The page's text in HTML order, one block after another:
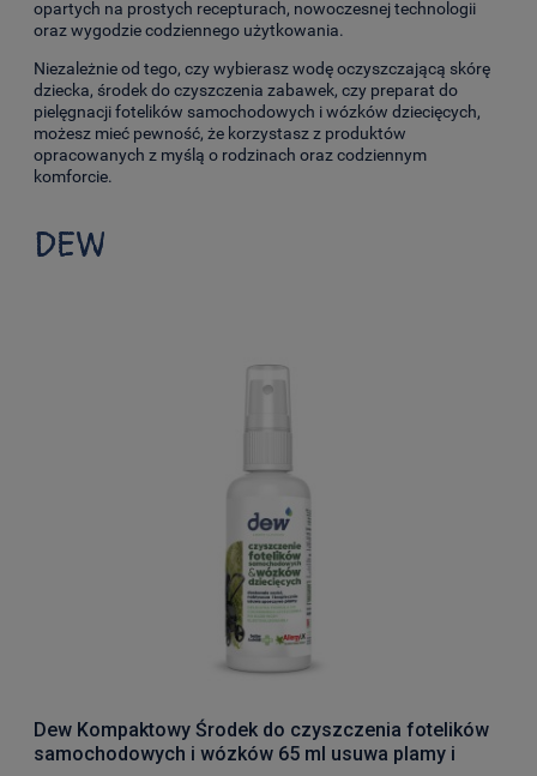
opartych na prostych recepturach, nowoczesnej technologii
oraz wygodzie codziennego użytkowania.
Niezależnie od tego, czy wybierasz wodę oczyszczającą skórę
dziecka, środek do czyszczenia zabawek, czy preparat do
pielęgnacji fotelików samochodowych i wózków dziecięcych,
możesz mieć pewność, że korzystasz z produktów
opracowanych z myślą o rodzinach oraz codziennym
komforcie.
DEW
Dew Kompaktowy Środek do czyszczenia fotelików
samochodowych i wózków 65 ml usuwa plamy i